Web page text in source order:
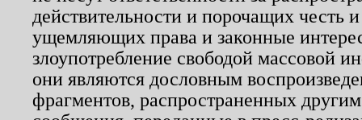
действительности и порочащих честь
ущемляющих права и законные
злоупотребление свободой массовой
они являются дословным
фрагментов, распространенных